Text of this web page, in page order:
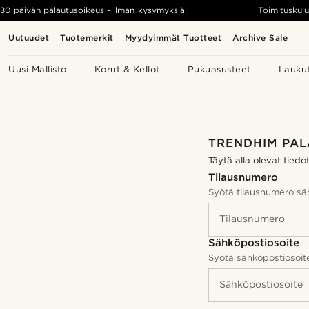
Uutuudet Tuotemerkit Myydyimmät Tuotteet Archive Sale
Uusi Mallisto Korut & Kellot Pukuasusteet
30 päivän palautusoikeus - ilman kysymyksiä!
TRENDHIM
Täytä alla olevat
Tilausnumero
Syötä tilausnumero
Tilausnumero
Sähköpostiosoite
Syötä
Sähköpostiosoite